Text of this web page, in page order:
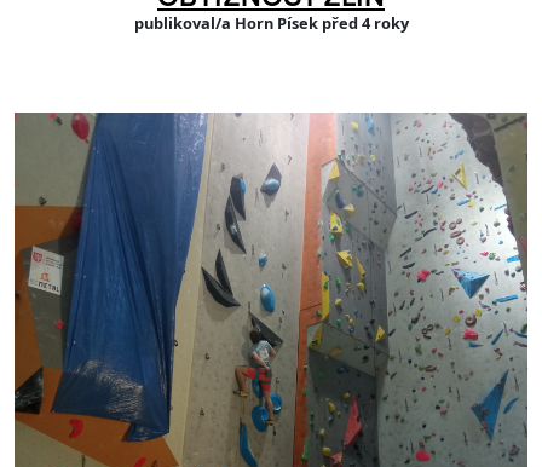
publikoval/a Horn Písek před 4 roky